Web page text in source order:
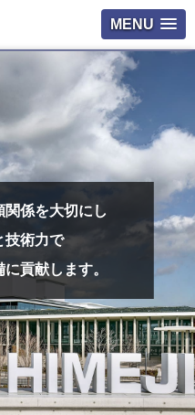
MENU
関係を大切にし
技術力で
貢献します。